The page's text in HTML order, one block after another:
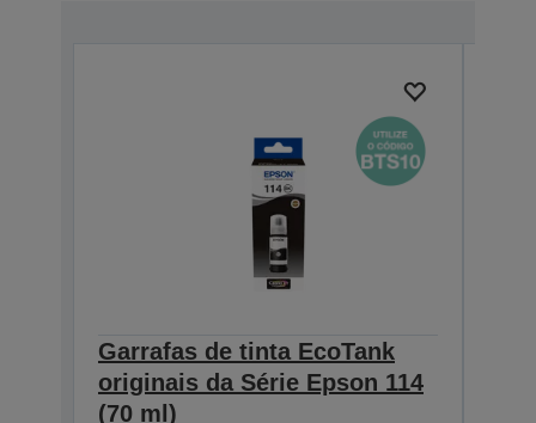
Garrafas de tinta EcoTank
originais da Série Epson 114
(70 ml)